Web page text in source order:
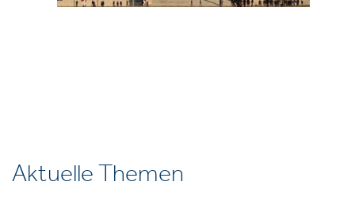
Aktuelle Themen